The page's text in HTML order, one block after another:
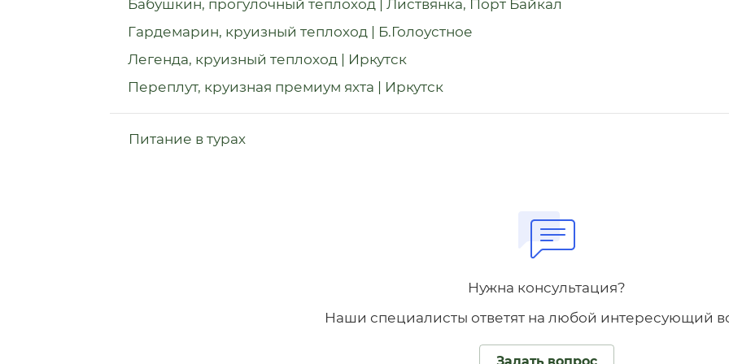
Бабушкин, прогулочный теплоход | Листвянка, Порт Байкал
Гардемарин, круизный теплоход | Б.Голоустное
Легенда, круизный теплоход | Иркутск
Переплут, круизная премиум яхта | Иркутск
Питание в турах
Нужна консультация?
Наши специалисты ответят на любой интересующий